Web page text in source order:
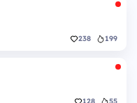
238 199
128 55